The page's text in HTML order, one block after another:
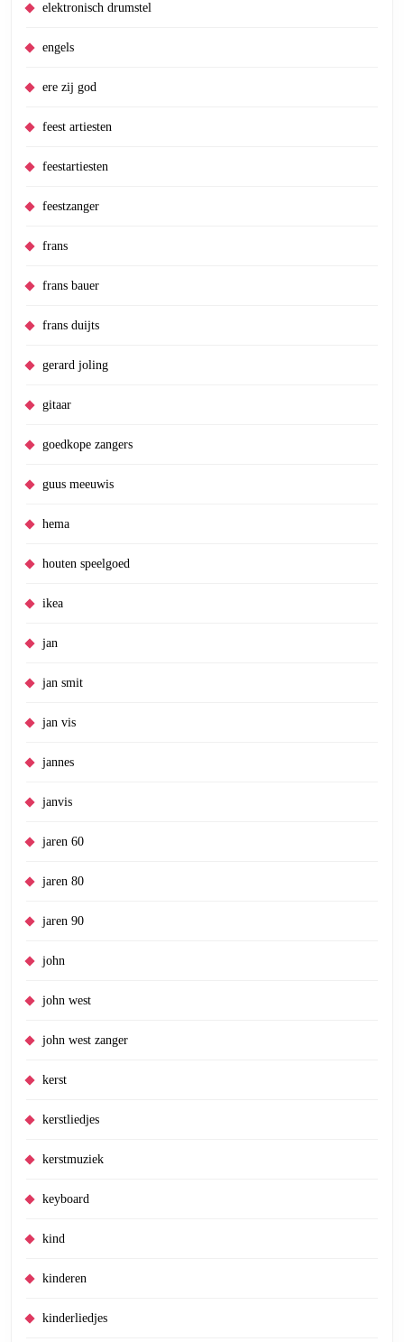
elektronisch drumstel
engels
ere zij god
feest artiesten
feestartiesten
feestzanger
frans
frans bauer
frans duijts
gerard joling
gitaar
goedkope zangers
guus meeuwis
hema
houten speelgoed
ikea
jan
jan smit
jan vis
jannes
janvis
jaren 60
jaren 80
jaren 90
john
john west
john west zanger
kerst
kerstliedjes
kerstmuziek
keyboard
kind
kinderen
kinderliedjes